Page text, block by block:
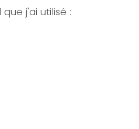
j'ai utilisé :